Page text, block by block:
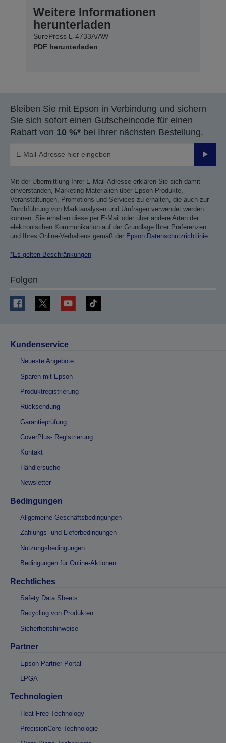
Weitere Informationen
herunterladen
SurePress L-4733A/AW
PDF herunterladen
Bleiben Sie mit Epson in Verbindung und sichern
Sie sich sofort einen Gutscheincode für einen
Rabatt von 10 %* bei Ihrer nächsten Bestellung.
Mit der Übermittlung Ihrer E-Mail-Adresse erklären Sie sich damit
einverstanden, Marketing-Materialien über Epson Produkte,
Veranstaltungen, Promotions und Services zu erhalten, die auch zur
Durchführung von Marktanalysen und Umfragen verwendet werden
können. Sie erhalten diese per E-Mail oder über andere Arten der
elektronischen Kommunikation auf der Grundlage Ihrer Präferenzen
und Ihres Online-Verhaltens gemäß der Epson Datenschutzrichtlinie
*Es gelten Beschränkungen
Folgen
Kundenservice
Neueste Angebote
Sparen mit Epson
Produktregistrierung
Rücksendung
Garantieprüfung
CoverPlus- Registrierung
Kontakt
Händlersuche
Newsletter
Bedingungen
Allgemeine Geschäftsbedingungen
Zahlungs- und Lieferbedingungen
Nutzungsbedingungen
Bedingungen für Online-Aktionen
Rechtliches
Safety Data Sheets
Recycling von Produkten
Sicherheitshinweise
Partner
Epson Partner Portal
LPGA
Technologien
Heat-Free Technology
PrecisionCore-Technologie